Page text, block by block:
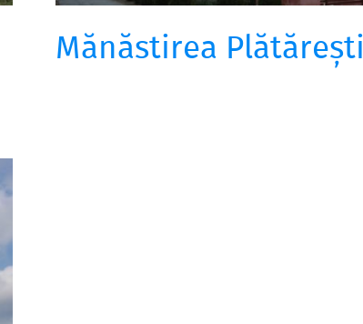
Mănăstirea Plătărești